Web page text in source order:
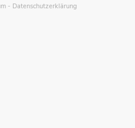
- Datenschutzerklärung